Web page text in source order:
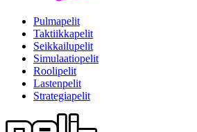
Pulmapelit
Taktiikkapelit
Seikkailupelit
Simulaatiopelit
Roolipelit
Lastenpelit
Strategiapelit